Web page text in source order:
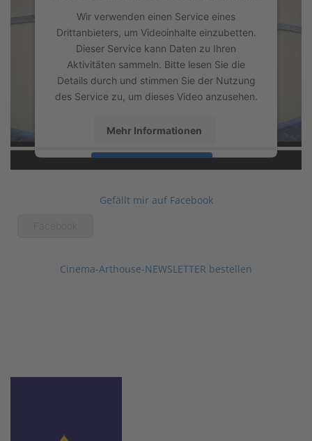
Wir verwenden einen Service eines
Drittanbieters, um Videoinhalte einzubetten.
Dieser Service kann Daten zu Ihren
Aktivitäten sammeln. Bitte lesen Sie die
Details durch und stimmen Sie der Nutzung
des Service zu, um dieses Video anzusehen.
Mehr Informationen
Management Platform&eRecht24
Gefällt mir auf Facebook
Cinema-Arthouse-NEWSLETTER bestellen